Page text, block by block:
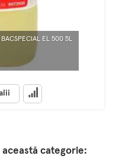
EL 500 5L
categorie: